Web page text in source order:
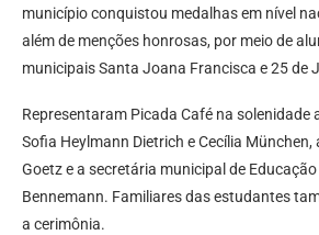
município conquistou medalhas em nível
além de menções honrosas, por meio de
municipais Santa Joana Francisca e 25 de
Representaram Picada Café na solenidade
Sofia Heylmann Dietrich e Cecília
Goetz e a secretária municipal de
Bennemann. Familiares das estudantes
a cerimônia.